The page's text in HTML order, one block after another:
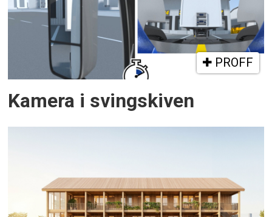
PROFF
Kamera i svingskiven